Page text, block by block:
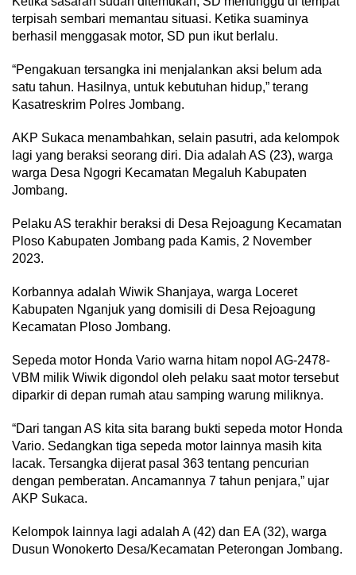
terpisah sembari memantau situasi. Ketika suaminya
berhasil menggasak motor, SD pun ikut berlalu.
“Pengakuan tersangka ini menjalankan aksi belum ada
satu tahun. Hasilnya, untuk kebutuhan hidup,” terang
Kasatreskrim Polres Jombang.
AKP Sukaca menambahkan, selain pasutri, ada kelompok
lagi yang beraksi seorang diri. Dia adalah AS (23), warga
warga Desa Ngogri Kecamatan Megaluh Kabupaten
Jombang.
Pelaku AS terakhir beraksi di Desa Rejoagung Kecamatan
Ploso Kabupaten Jombang pada Kamis, 2 November
2023.
Korbannya adalah Wiwik Shanjaya, warga Loceret
Kabupaten Nganjuk yang domisili di Desa Rejoagung
Kecamatan Ploso Jombang.
Sepeda motor Honda Vario warna hitam nopol AG-2478-
VBM milik Wiwik digondol oleh pelaku saat motor tersebut
diparkir di depan rumah atau samping warung miliknya.
“Dari tangan AS kita sita barang bukti sepeda motor Honda
Vario. Sedangkan tiga sepeda motor lainnya masih kita
lacak. Tersangka dijerat pasal 363 tentang pencurian
dengan pemberatan. Ancamannya 7 tahun penjara,” ujar
AKP Sukaca.
Kelompok lainnya lagi adalah A (42) dan EA (32), warga
Dusun Wonokerto Desa/Kecamatan Peterongan Jombang.